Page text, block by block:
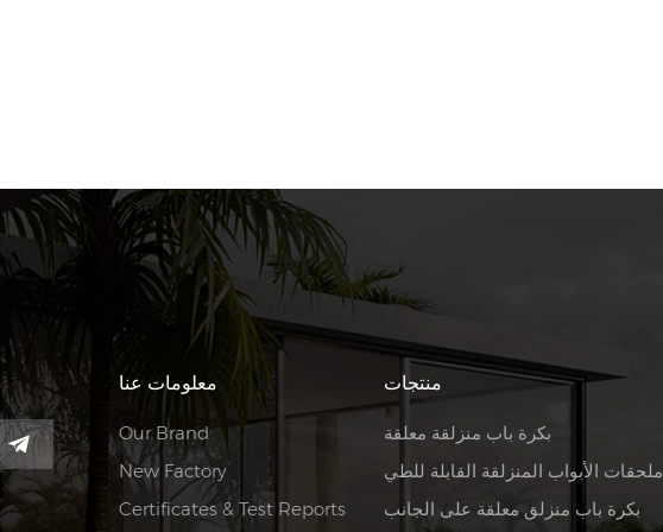
معلومات عنا
Our Brand
New Factory
Certificates & Test Reports
منتجات
بكرة باب منزلقة معلقة
ملحقات الأبواب المنزلقة القابلة للطي
بكرة باب منزلق معلقة على الجانب